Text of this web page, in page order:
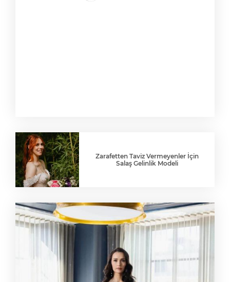
Zarafetten Taviz Vermeyenler İçin
Salaş Gelinlik Modeli